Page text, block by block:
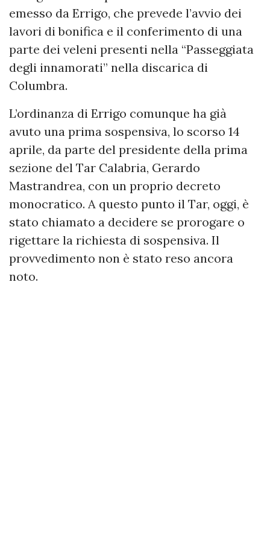
emesso da Errigo, che prevede l’avvio dei
lavori di bonifica e il conferimento di una
parte dei veleni presenti nella “Passeggiata
degli innamorati” nella discarica di
Columbra.
L’ordinanza di Errigo comunque ha già
avuto una prima sospensiva, lo scorso 14
aprile, da parte del presidente della prima
sezione del Tar Calabria, Gerardo
Mastrandrea, con un proprio decreto
monocratico. A questo punto il Tar, oggi, è
stato chiamato a decidere se prorogare o
rigettare la richiesta di sospensiva. Il
provvedimento non è stato reso ancora
noto.